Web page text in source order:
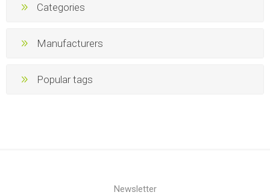
Categories
Manufacturers
Popular tags
Newsletter